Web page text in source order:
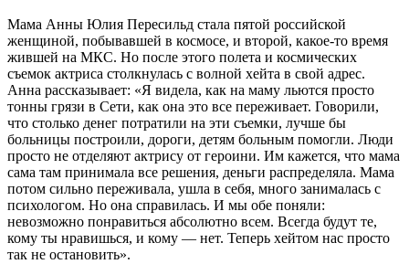
Мама Анны Юлия Пересильд стала пятой российской
женщиной, побывавшей в космосе, и второй, какое-то время
жившей на МКС. Но после этого полета и космических
съемок актриса столкнулась с волной хейта в свой адрес.
Анна рассказывает: «Я видела, как на маму льются просто
тонны грязи в Сети, как она это все переживает. Говорили,
что столько денег потратили на эти съемки, лучше бы
больницы построили, дороги, детям больным помогли. Люди
просто не отделяют актрису от героини. Им кажется, что мама
сама там принимала все решения, деньги распределяла. Мама
потом сильно переживала, ушла в себя, много занималась с
психологом. Но она справилась. И мы обе поняли:
невозможно понравиться абсолютно всем. Всегда будут те,
кому ты нравишься, и кому — нет. Теперь хейтом нас просто
так не остановить».